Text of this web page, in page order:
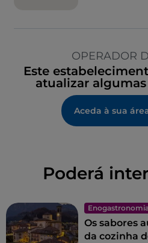
OPERADOR
Este
atualizar
Aceda à sua
Poderá
Os sabores
da cozinha